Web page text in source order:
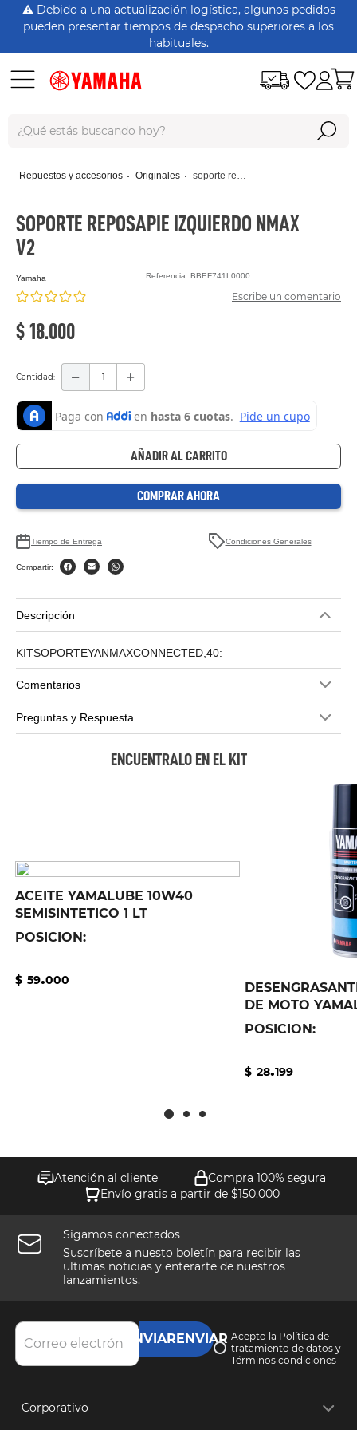
⚠️ Debido a una actualización logística, algunos pedidos
pueden presentar tiempos de despacho superiores a los
habituales.
dt125
rx115
fz 16
repuestos y accesorios originales soporte reposapie izquierdo nmax v2
SOPORTE REPOSAPIE IZQUIERDO NMAX
V2
yamaha Referencia:BBEF741L0000
Escribe un comentario
$ 18.000
Cantidad
AÑADIR AL CARRITO
COMPRAR AHORA
Tiempo de Entrega Condiciones Generales
Compartir:
Descripción
KITSOPORTEYANMAXCONNECTED,40:
Comentarios
Preguntas y Respuesta
ENCUENTRALO EN EL KIT
ACEITE YAMALUBE 10W40
SEMISINTETICO 1 LT
POSICION:
$ 59.000
DE MOTO
POSICION:
$ 28.199
Atención al cliente
Compra 100% segura
Envío gratis a partir de $150.000
Sigamos conectados
Suscríbete a nuesto boletín para recibir las
ultimas noticias y enterarte de nuestros
lanzamientos.
ENVIAR Acepto la Política de
tratamiento de datos y
Términos condiciones
Corporativo